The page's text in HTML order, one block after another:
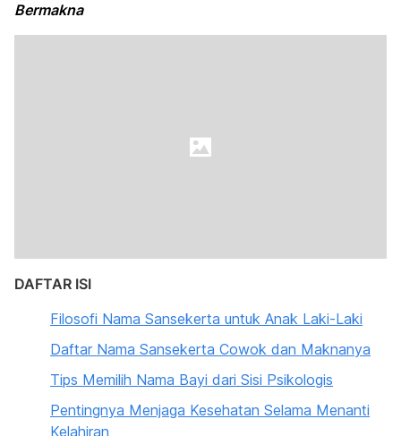
Bermakna
DAFTAR ISI
Filosofi Nama Sansekerta untuk Anak Laki-Laki
Daftar Nama Sansekerta Cowok dan Maknanya
Tips Memilih Nama Bayi dari Sisi Psikologis
Pentingnya Menjaga Kesehatan Selama Menanti
Kelahiran